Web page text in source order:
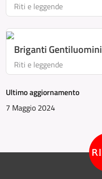
Riti e leggende
Briganti Gentiluomini
Riti e leggende
Ultimo aggiornamento
7 Maggio 2024